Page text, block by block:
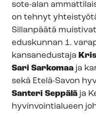
sote-alan
on tehnyt
Sillanpäätä
eduskunnan 1.
kansanedustaja
Sari Sarkomaa ja
sekä Etelä-Savon
Santeri Seppälä ja
hyvinvointialueen